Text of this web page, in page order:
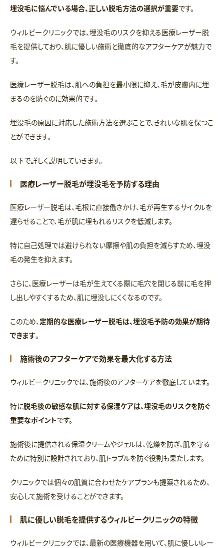
埋没毛に悩んでいる場合、正しい脱毛方法の選択が重要です。
ウィルビークリニックでは、埋没毛のリスクを抑える医療レーザー脱
毛を提供しており、肌に優しい施術と徹底的なアフターケアが魅力で
す。
医療レーザー脱毛は、肌への負担を最小限に抑え、毛が皮膚内に埋
まるのを防ぐのに効果的です。
埋没毛の原因に対応した施術方法を選ぶことで、きれいな肌を保つこ
とができます。
以下で詳しく説明していきます。
医療レーザー脱毛が埋没毛を予防する理由
医療レーザー脱毛は、毛根に直接働きかけ、毛が再生するサイクルを
遅らせることで、毛が肌に埋もれるリスクを低減します。
特に自己処理では避けられない摩擦や肌の負担を減らすため、埋没
毛の発生を抑えます。
さらに、医療レーザーは毛が生えてくる際に毛穴を閉じる前に毛を押
し出しやすくするため、肌に埋没しにくくなるのです。
このため、 定期的な医療レーザー脱毛は、埋没毛予防の効果が期待
できます。
施術後のアフターケアで効果を最大化する方法
ウィルビークリニックでは、施術後のアフターケアを徹底しています。
特に脱毛後の敏感な肌に対する保湿ケアは、埋没毛のリスクを防ぐ
重要なポイントです。
施術後に提供される保湿クリームやジェルは、乾燥を防ぎ、肌を守る
ために特別に設計されており、肌トラブルを防ぐ役割も果たします。
クリニックでは個々の肌質に合わせたケアプランも提案されるため、
安心して施術を受けることができます。
肌に優しい脱毛を提供するウィルビークリニックの特徴
ウィルビークリニックでは、最新の医療機器を用いて、肌に優しいレー